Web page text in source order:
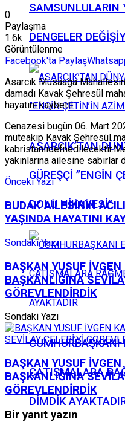
SAMSUNLULARIN
DENGELER
ASARCIK’TAN
GÜREŞÇİ ”ENGİN
DOLU HİKAYESİ”
CUMHURBAŞKANI
ÇATIŞMALARA
DİMDİK
0
Paylaşma
1.6k
Görüntülenme
Facebook'ta Paylaş
Asarcık Musaağa
damadı Kavak Şehresül
hayatını kaybetti.
Cenazesi bugün 06. Mart
müteakip Kavak Şehresül
yakınlarına ailesine sabırlar
Önceki Yazı
BUDAK AİLESİNİN
YAŞINDA HAYATINI
Sondaki Yazı
BAŞKAN YUSUF
BAŞKANLIĞINA
GÖREVLENDİRDİK
Sondaki Yazı
BAŞKAN YUSUF
BAŞKANLIĞINA
GÖREVLENDİRDİK
Bir yanıt yazın